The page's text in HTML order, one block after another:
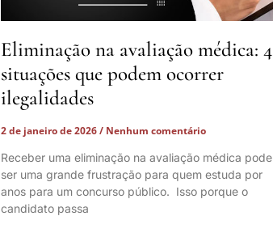
Eliminação na avaliação médica: 4
situações que podem ocorrer
ilegalidades
2 de janeiro de 2026 Nenhum comentário
Receber uma eliminação na avaliação médica pode
ser uma grande frustração para quem estuda por
anos para um concurso público. Isso porque o
candidato passa